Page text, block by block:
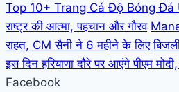
Top 10+ Trang Cá Độ Bóng
राष्ट्र की आत्मा, पहचान और गौरव
राहत, CM सैनी ने 6 महीने के लिए
इस दिन हरियाणा दौरे पर आएंगे पीएम
Facebook